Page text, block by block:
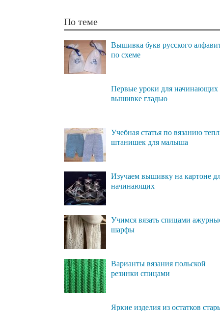
По теме
Вышивка букв русского
по схеме
Первые уроки для начинающих
вышивке гладью
Учебная статья по вязанию
штанишек для малыша
Изучаем вышивку на картоне
начинающих
Учимся вязать спицами
шарфы
Варианты вязания польской
резинки спицами
Яркие изделия из остатков